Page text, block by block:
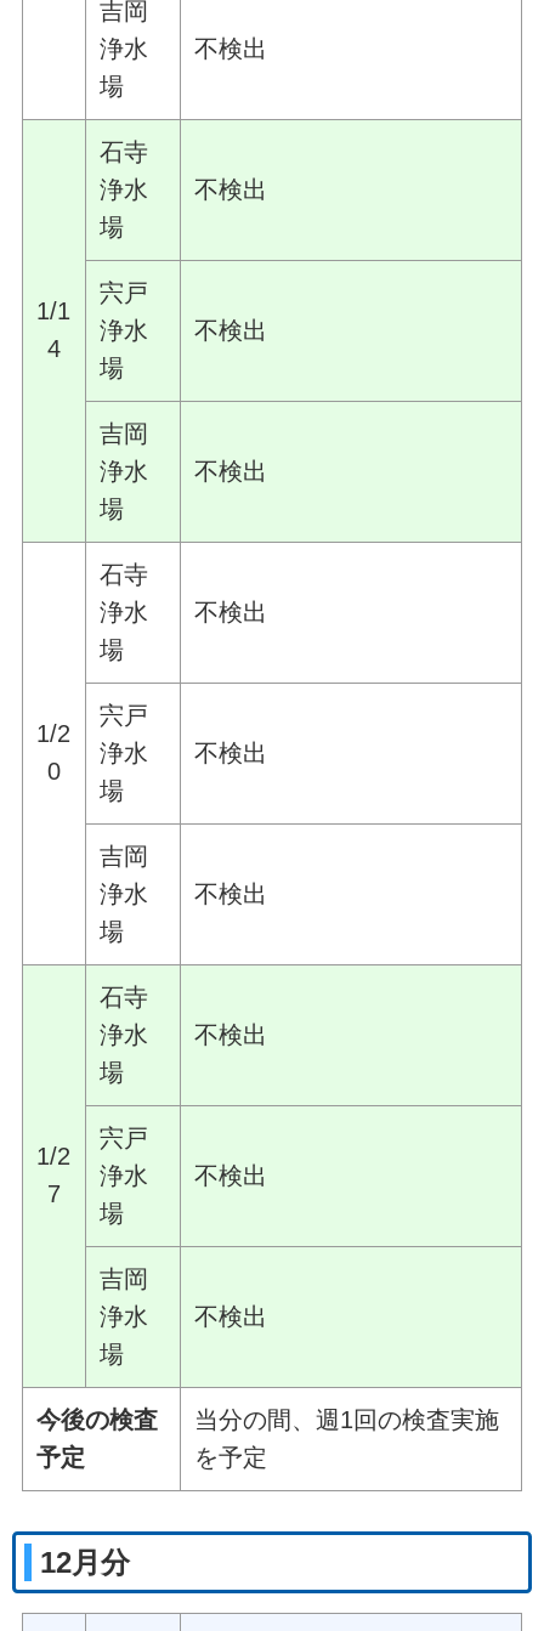
吉岡
浄水
場
不検出
1/1
4
石寺
浄水
場
不検出
宍戸
浄水
場
不検出
吉岡
浄水
場
不検出
1/2
0
石寺
浄水
場
不検出
宍戸
浄水
場
不検出
吉岡
浄水
場
不検出
1/2
7
石寺
浄水
場
不検出
宍戸
浄水
場
不検出
吉岡
浄水
場
不検出
今後の検査
予定
当分の間、週1回の検査実施
を予定
12月分